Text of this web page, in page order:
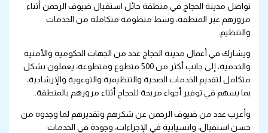
تواصل مدينة الحجاج في منطقة حائل استقبال ضيوف الرحمن أثناء
مرورهم عبر المنطقة، وسط منظومة متكاملة من الخدمات
والتنظيم.
ويشارك في أعمال مدينة الحجاج عدد من الجهات الحكومية والأمنية
والخدمية، إلى جانب أكثر من 500 متطوع ومتطوعة، يعملون بشكل
متكامل لتقديم الخدمات الصحية والتنظيمية والتوعوية والإرشادية،
بما يسهم في توفير أجواء مريحة للحجاج أثناء مرورهم بالمنطقة.
وأعرب عدد من ضيوف الرحمن عن شكرهم وتقديرهم لما وجدوه من
حسن استقبال، وانسيابية في الإجراءات، وجودة في الخدمات